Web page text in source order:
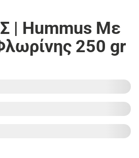
| Hummus Με
250 gr